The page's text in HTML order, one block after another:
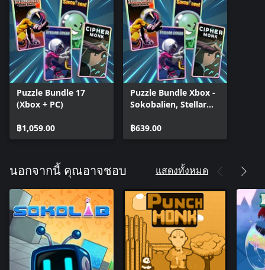
Puzzle Bundle 17
(Xbox + PC)
฿1,059.00
Puzzle Bundle Xbox -
Sokobalien, Stellar
Deep Space, Cipher
Monk
฿639.00
นอกจากนี้ คุณอาจชอบ แสดงทั้งหมด